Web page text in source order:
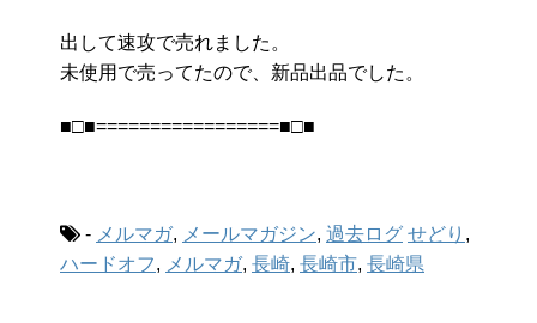
出して速攻で売れました。
未使用で売ってたので、新品出品でした。
■□■=================■□■
- メルマガ, メールマガジン, 過去ログ せどり ,
ハードオフ, メルマガ, 長崎, 長崎市, 長崎県